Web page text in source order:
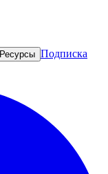
Ресурсы Подписка